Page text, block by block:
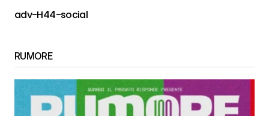
adv-H44-social
RUMORE